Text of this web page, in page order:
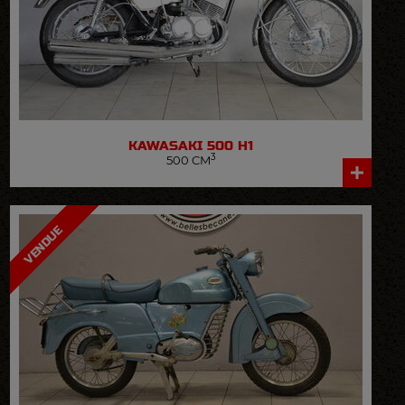
KAWASAKI 500 H1
500 CM3
VENDUE
VENDUE
VOIR LA FICHE DÉTAILLÉE